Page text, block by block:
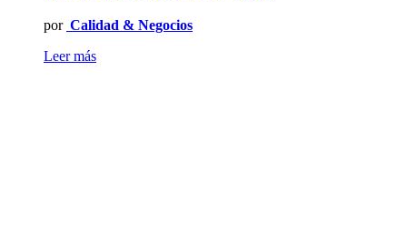
por Calidad & Negocios
Leer más